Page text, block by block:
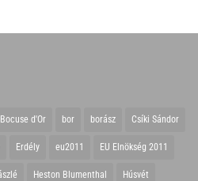
Bocuse d'Or bor borász Csíki Sándor
Erdély eu2011 EU Elnökség 2011
Heston Blumenthal Húsvét